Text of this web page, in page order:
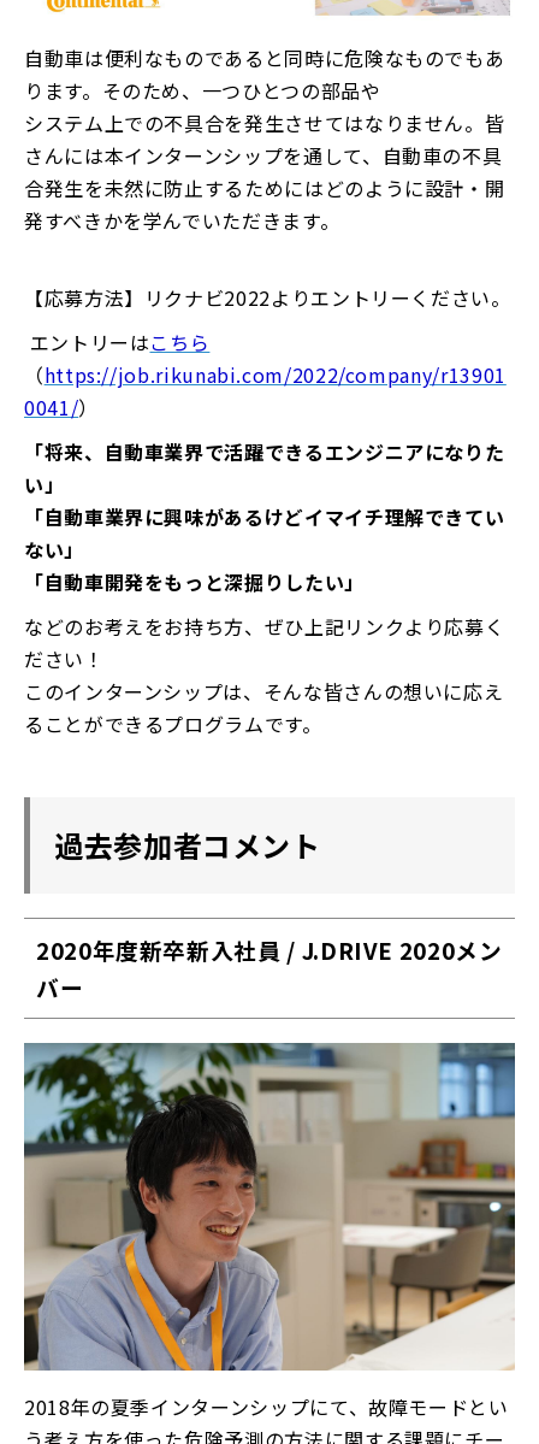
自動車は便利なものであると同時に危険なものでもあ
ります。そのため、一つひとつの部品や
システム上での不具合を発生させてはなりません。皆
さんには本インターンシップを通して、自動車の不具
合発生を未然に防止するためにはどのように設計・開
発すべきかを学んでいただきます。
【応募方法】リクナビ2022よりエントリーください。
エントリーはこちら
（https://job.rikunabi.com/2022/company/r13901
0041/）
「将来、自動車業界で活躍できるエンジニアになりた
い」
「自動車業界に興味があるけどイマイチ理解できてい
ない」
「自動車開発をもっと深掘りしたい」
などのお考えをお持ち方、ぜひ上記リンクより応募く
ださい！
このインターンシップは、そんな皆さんの想いに応え
ることができるプログラムです。
過去参加者コメント
2020年度新卒新入社員 / J.DRIVE 2020メン
バー
2018年の夏季インターンシップにて、故障モードとい